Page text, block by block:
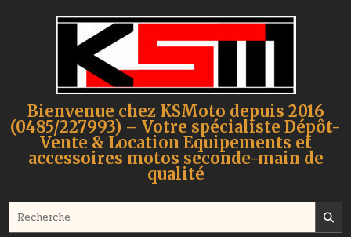
Bienvenue chez KSMoto depuis 2016
(0485/227993) – Votre spécialiste Dépôt-
Vente & Location Equipements et
accessoires motos seconde-main de
qualité